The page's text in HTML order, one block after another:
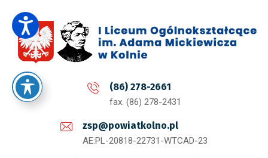
(86) 278-2661
fax. (86) 278-2431
zsp@powiatkolno.pl
AE:PL-20818-22731-WTCAD-23